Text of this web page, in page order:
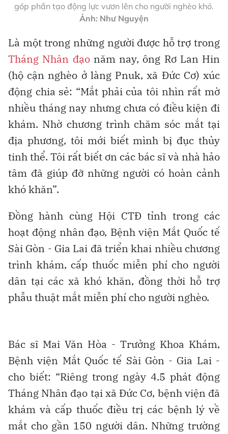
góp phần tạo động lực vươn lên cho người nghèo khó.
Ảnh: Như Nguyện
Là một trong những người được hỗ trợ trong
Tháng Nhân đạonăm nay, ông Rơ Lan Hin
(hộ cận nghèo ở làng Pnuk, xã Đức Cơ) xúc
động chia sẻ: “Mắt phải của tôi nhìn rất mờ
nhiều tháng nay nhưng chưa có điều kiện đi
khám. Nhờ chương trình chăm sóc mắt tại
địa phương, tôi mới biết mình bị đục thủy
tinh thể. Tôi rất biết ơn các bác sĩ và nhà hảo
tâm đã giúp đỡ những người có hoàn cảnh
khó khăn”.
Đồng hành cùng Hội CTĐ tỉnh trong các
hoạt động nhân đạo, Bệnh viện Mắt Quốc tế
Sài Gòn - Gia Lai đã triển khai nhiều chương
trình khám, cấp thuốc miễn phí cho người
dân tại các xã khó khăn, đồng thời hỗ trợ
phẫu thuật mắt miễn phí cho người nghèo.
Bác sĩ Mai Văn Hòa - Trưởng Khoa Khám,
Bệnh viện Mắt Quốc tế Sài Gòn - Gia Lai -
cho biết: “Riêng trong ngày 4.5 phát động
Tháng Nhân đạo tại xã Đức Cơ, bệnh viện đã
khám và cấp thuốc điều trị các bệnh lý về
mắt cho gần 150 người dân. Những trường